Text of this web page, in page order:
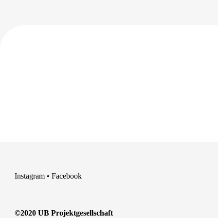
Instagram • Facebook
©2020 UB Projektgesellschaft